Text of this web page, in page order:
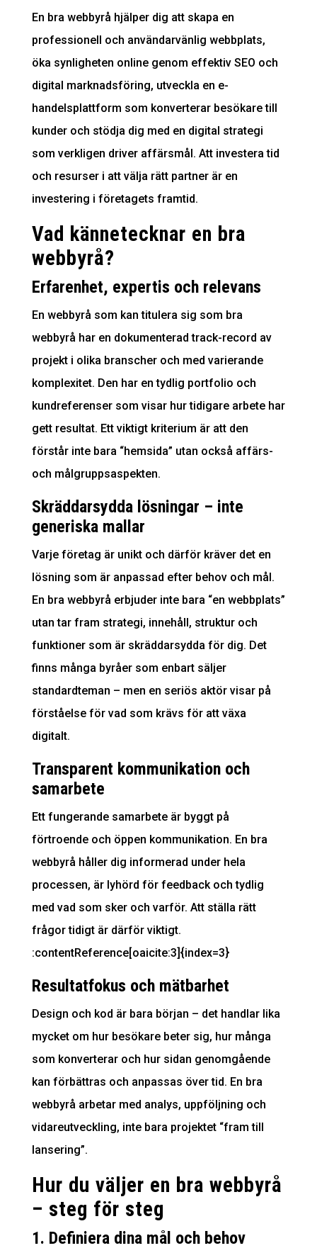
En bra webbyrå hjälper dig att skapa en
professionell och användarvänlig webbplats,
öka synligheten online genom effektiv SEO och
digital marknadsföring, utveckla en e-
handelsplattform som konverterar besökare till
kunder och stödja dig med en digital strategi
som verkligen driver affärsmål. Att investera tid
och resurser i att välja rätt partner är en
investering i företagets framtid.
Vad kännetecknar en bra
webbyrå?
Erfarenhet, expertis och relevans
En webbyrå som kan titulera sig som bra
webbyrå har en dokumenterad track-record av
projekt i olika branscher och med varierande
komplexitet. Den har en tydlig portfolio och
kundreferenser som visar hur tidigare arbete har
gett resultat. Ett viktigt kriterium är att den
förstår inte bara “hemsida” utan också affärs-
och målgruppsaspekten.
Skräddarsydda lösningar – inte
generiska mallar
Varje företag är unikt och därför kräver det en
lösning som är anpassad efter behov och mål.
En bra webbyrå erbjuder inte bara “en webbplats”
utan tar fram strategi, innehåll, struktur och
funktioner som är skräddarsydda för dig. Det
finns många byråer som enbart säljer
standardteman – men en seriös aktör visar på
förståelse för vad som krävs för att växa
digitalt.
Transparent kommunikation och
samarbete
Ett fungerande samarbete är byggt på
förtroende och öppen kommunikation. En bra
webbyrå håller dig informerad under hela
processen, är lyhörd för feedback och tydlig
med vad som sker och varför. Att ställa rätt
frågor tidigt är därför viktigt.
:contentReference[oaicite:3]{index=3}
Resultatfokus och mätbarhet
Design och kod är bara början – det handlar lika
mycket om hur besökare beter sig, hur många
som konverterar och hur sidan genomgående
kan förbättras och anpassas över tid. En bra
webbyrå arbetar med analys, uppföljning och
vidareutveckling, inte bara projektet “fram till
lansering”.
Hur du väljer en bra webbyrå
– steg för steg
1. Definiera dina mål och behov